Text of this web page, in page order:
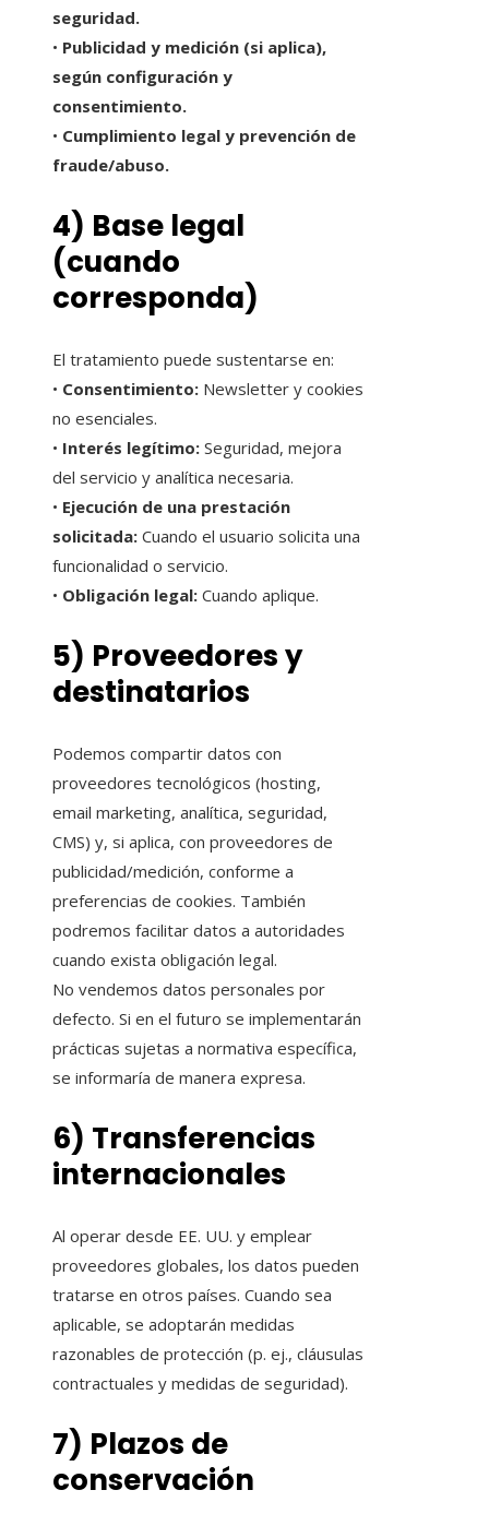
seguridad.
• Publicidad y medición (si aplica),
según configuración y
consentimiento.
• Cumplimiento legal y prevención de
fraude/abuso.
4) Base legal
(cuando
corresponda)
El tratamiento puede sustentarse en:
• Consentimiento: Newsletter y cookies
no esenciales.
• Interés legítimo: Seguridad, mejora
del servicio y analítica necesaria.
• Ejecución de una prestación
solicitada: Cuando el usuario solicita una
funcionalidad o servicio.
• Obligación legal: Cuando aplique.
5) Proveedores y
destinatarios
Podemos compartir datos con
proveedores tecnológicos (hosting,
email marketing, analítica, seguridad,
CMS) y, si aplica, con proveedores de
publicidad/medición, conforme a
preferencias de cookies. También
podremos facilitar datos a autoridades
cuando exista obligación legal.
No vendemos datos personales por
defecto. Si en el futuro se implementarán
prácticas sujetas a normativa específica,
se informaría de manera expresa.
6) Transferencias
internacionales
Al operar desde EE. UU. y emplear
proveedores globales, los datos pueden
tratarse en otros países. Cuando sea
aplicable, se adoptarán medidas
razonables de protección (p. ej., cláusulas
contractuales y medidas de seguridad).
7) Plazos de
conservación